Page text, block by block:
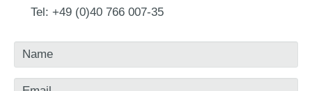
Tel: +49 (0)40 766 007-35